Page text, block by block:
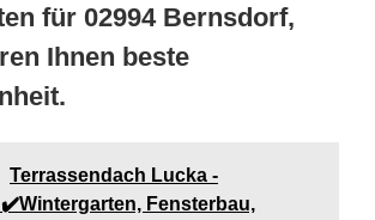
für 02994 Bernsdorf,
Ihnen beste
Terrassendach Lucka -
Fensterbau,